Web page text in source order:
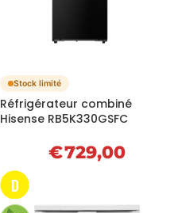
Stock limité
Réfrigérateur combiné
Hisense RB5K330GSFC
€729,00
D